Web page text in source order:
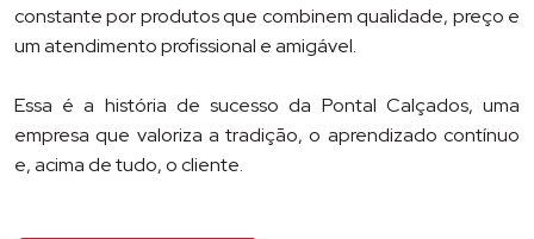
constante por produtos que combinem qualidade, preço e
um atendimento profissional e amigável.
Essa é a história de sucesso da Pontal Calçados, uma
empresa que valoriza a tradição, o aprendizado contínuo
e, acima de tudo, o cliente.